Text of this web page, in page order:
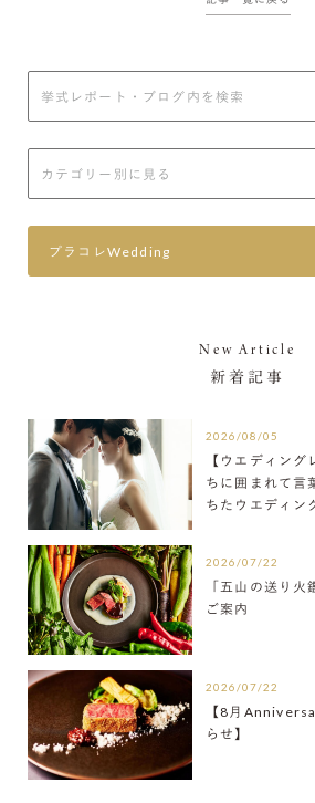
プラコレWedding
New Article
新着記事
2026/08/05
【ウエディン
ちに囲まれて言
ちたウエディン
2026/07/22
「五山の送り
ご案内
2026/07/22
【8月
らせ】